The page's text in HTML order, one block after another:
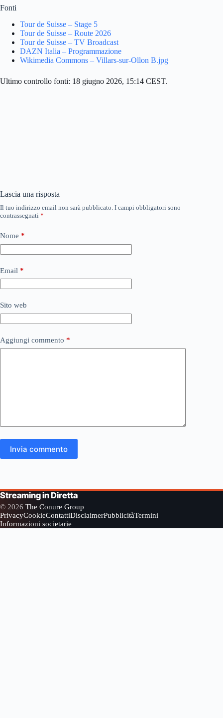
Fonti
Tour de Suisse – Stage 5
Tour de Suisse – Route 2026
Tour de Suisse – TV Broadcast
DAZN Italia – Programmazione
Wikimedia Commons – Villars-sur-Ollon B.jpg
Ultimo controllo fonti: 18 giugno 2026, 15:14 CEST.
Lascia una risposta
Il tuo indirizzo email non sarà pubblicato. I campi obbligatori sono
contrassegnati *
Nome *
Email *
Sito web
Aggiungi commento *
Invia commento
Streaming in Diretta
© 2026 The Conure Group
PrivacyCookieContattiDisclaimerPubblicitàTermini
Informazioni societarie